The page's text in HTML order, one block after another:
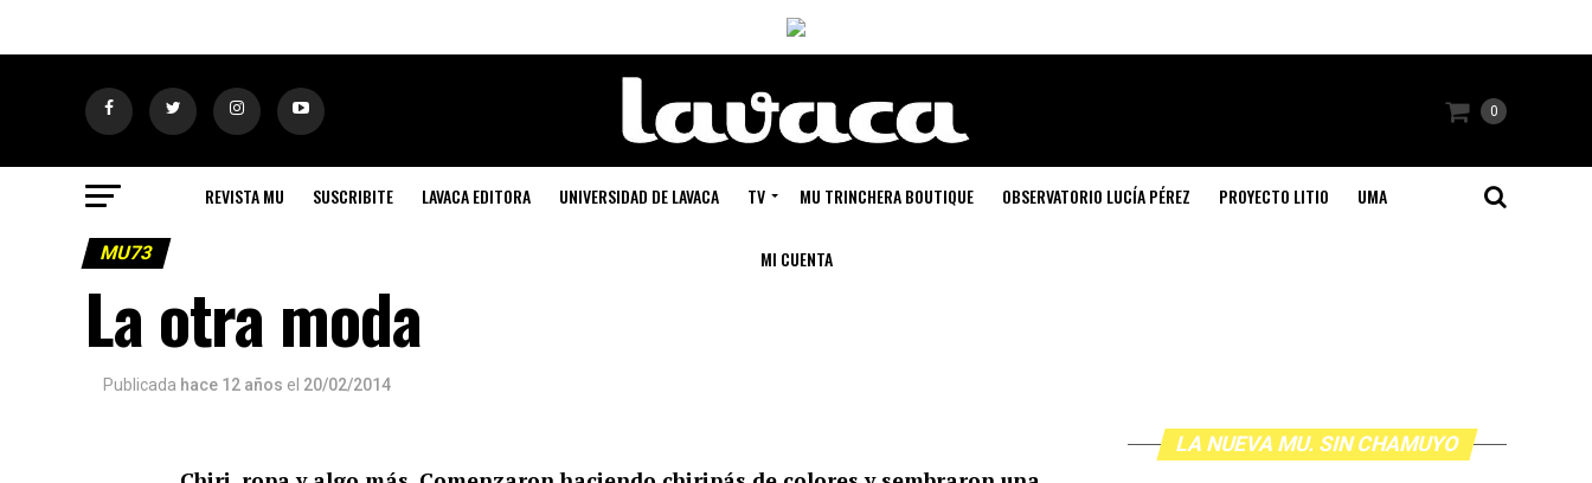
0
REVISTA MU SUSCRIBITE LAVACA EDITORA UNIVERSIDAD DE LAVACA TV MU TRINCHERA BOUTIQUE OBSERVATORIO LUCÍA PÉREZ PROYECTO LITIO UMA
MI CUENTA
MU73
La otra moda
Publicada hace 12 años el 20/02/2014
LA NUEVA MU. SIN CHAMUYO